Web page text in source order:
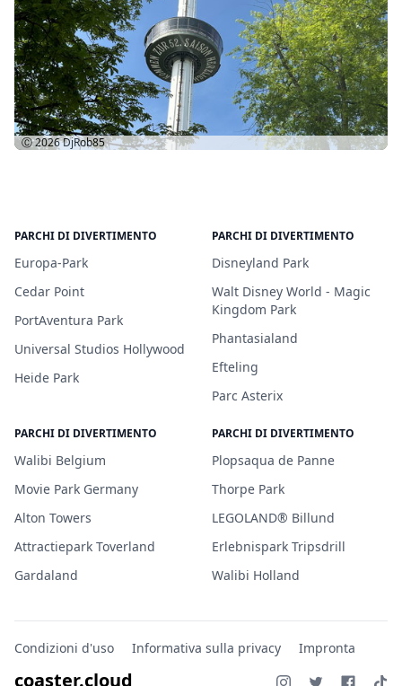
Ⓒ 2026DjRob85
PARCHI DI DIVERTIMENTO
Europa-Park
Cedar Point
PortAventura Park
Universal Studios Hollywood
Heide Park
PARCHI DI DIVERTIMENTO
Disneyland Park
Walt Disney World - Magic
Kingdom Park
Phantasialand
Efteling
Parc Asterix
PARCHI DI DIVERTIMENTO
Walibi Belgium
Movie Park Germany
Alton Towers
Attractiepark Toverland
Gardaland
PARCHI DI DIVERTIMENTO
Plopsaqua de Panne
Thorpe Park
LEGOLAND® Billund
Erlebnispark Tripsdrill
Walibi Holland
Condizioni d'uso Informativa sulla privacy Impronta
coaster.cloud